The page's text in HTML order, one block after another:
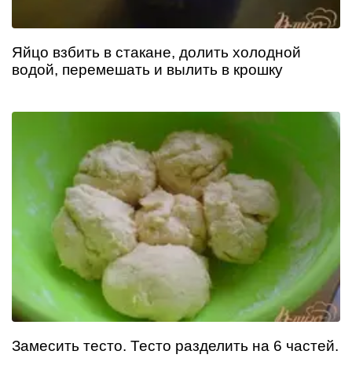
Яйцо взбить в стакане, долить холодной
водой, перемешать и вылить в крошку
Замесить тесто. Тесто разделить на 6 частей.